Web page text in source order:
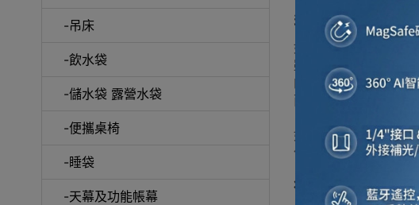
-吊床
-飲水袋
-儲水袋 露營水袋
-便攜桌椅
-睡袋
-天幕及功能帳幕
我應該如何存放
如果帳篷使用後潮濕
雖然我們使用最好的
的天氣裡將濕帳篷存
而黴菌會導致您的帳
如需長期存放，請將
像睡袋一樣，將它存
行山杖有没有樣